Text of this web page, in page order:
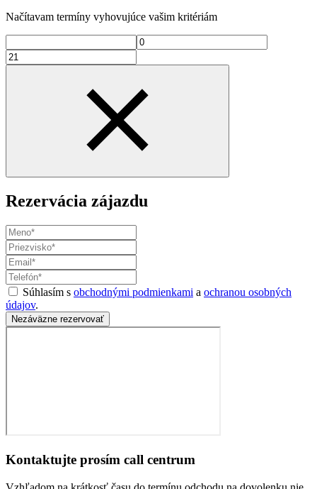
Načítavam termíny vyhovujúce vašim kritériám
Rezervácia zájazdu
Súhlasím s obchodnými podmienkami a ochranou osobných
údajov.
Nezáväzne rezervovať
Kontaktujte prosím call centrum